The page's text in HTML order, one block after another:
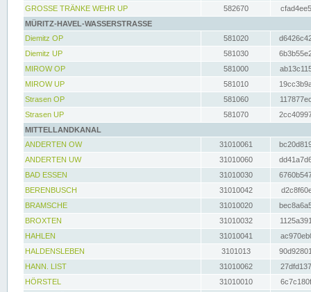
GROSSE TRÄNKE WEHR UP
582670
MÜRITZ-HAVEL-WASSERSTRASSE
Diemitz OP
581020
Diemitz UP
581030
MIROW OP
581000
MIROW UP
581010
Strasen OP
581060
Strasen UP
581070
MITTELLANDKANAL
ANDERTEN OW
31010061
ANDERTEN UW
31010060
BAD ESSEN
31010030
BERENBUSCH
31010042
BRAMSCHE
31010020
BROXTEN
31010032
HAHLEN
31010041
HALDENSLEBEN
3101013
HANN. LIST
31010062
HÖRSTEL
31010010